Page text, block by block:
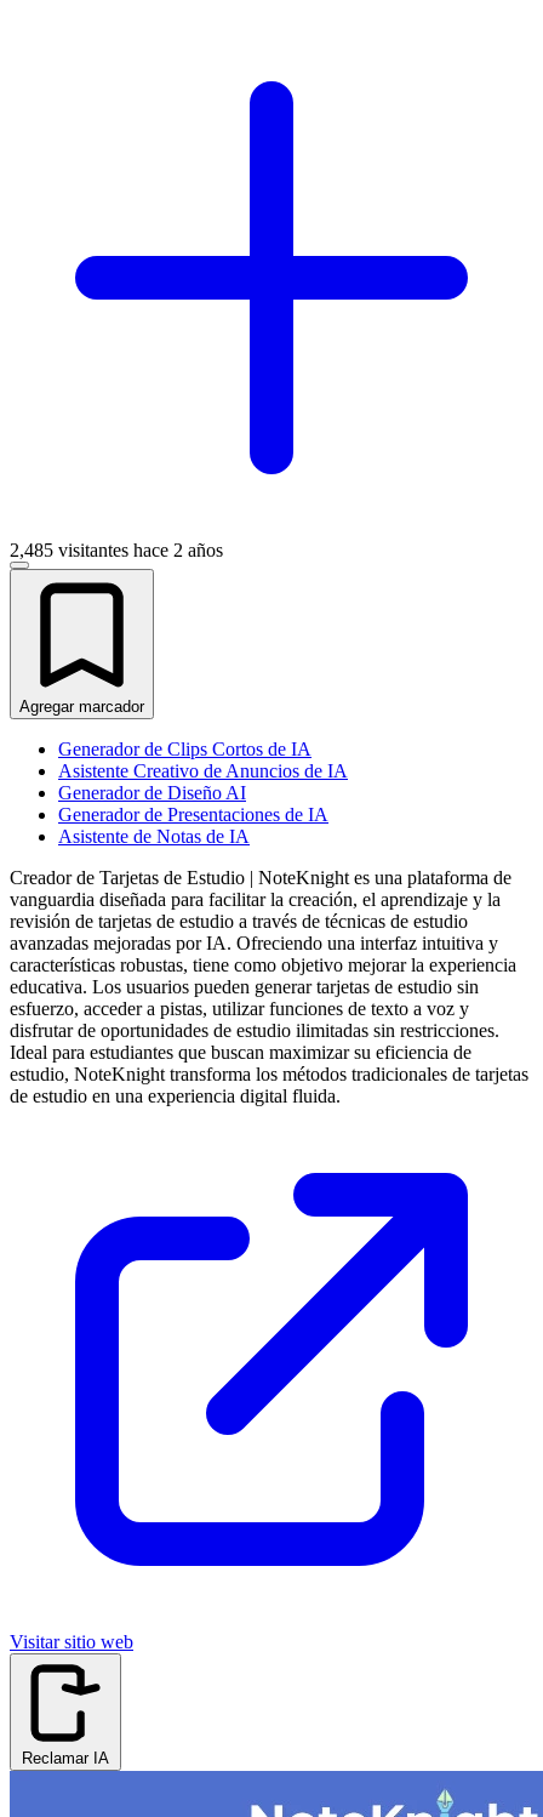
2,485 visitantes hace 2 años
Agregar marcador
Generador de Clips Cortos de IA
Asistente Creativo de Anuncios de IA
Generador de Diseño AI
Generador de Presentaciones de IA
Asistente de Notas de IA
Creador de Tarjetas de Estudio | NoteKnight es una plataforma de
vanguardia diseñada para facilitar la creación, el aprendizaje y la
revisión de tarjetas de estudio a través de técnicas de estudio
avanzadas mejoradas por IA. Ofreciendo una interfaz intuitiva y
características robustas, tiene como objetivo mejorar la experiencia
educativa. Los usuarios pueden generar tarjetas de estudio sin
esfuerzo, acceder a pistas, utilizar funciones de texto a voz y
disfrutar de oportunidades de estudio ilimitadas sin restricciones.
Ideal para estudiantes que buscan maximizar su eficiencia de
estudio, NoteKnight transforma los métodos tradicionales de tarjetas
de estudio en una experiencia digital fluida.
Visitar sitio web
Reclamar IA